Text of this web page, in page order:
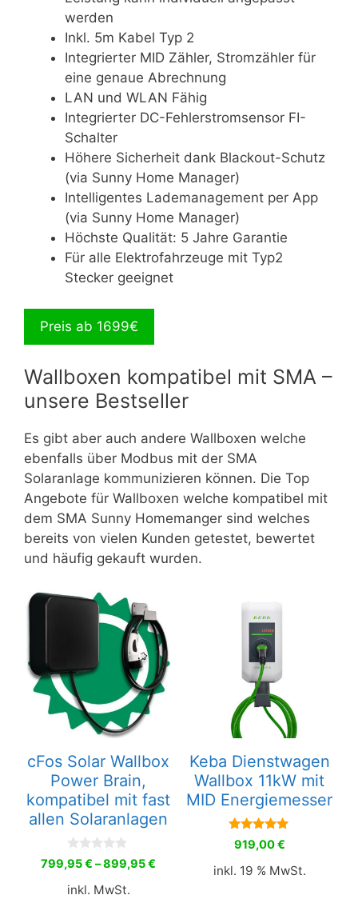
werden
Inkl. 5m Kabel Typ 2
Integrierter MID Zähler, Stromzähler für
eine genaue Abrechnung
LAN und WLAN Fähig
Integrierter DC-Fehlerstromsensor FI-
Schalter
Höhere Sicherheit dank Blackout-Schutz
(via Sunny Home Manager)
Intelligentes Lademanagement per App
(via Sunny Home Manager)
Höchste Qualität: 5 Jahre Garantie
Für alle Elektrofahrzeuge mit Typ2
Stecker geeignet
Preis ab 1699€
Wallboxen kompatibel mit SMA –
unsere Bestseller
Es gibt aber auch andere Wallboxen welche
ebenfalls über Modbus mit der SMA
Solaranlage kommunizieren können. Die Top
Angebote für Wallboxen welche kompatibel mit
dem SMA Sunny Homemanger sind welches
bereits von vielen Kunden getestet, bewertet
und häufig gekauft wurden.
cFos Solar Wallbox
Power Brain,
kompatibel mit fast
allen Solaranlagen
0
v
n
799,95€ –899,95€
inkl. MwSt.
Keba Dienstwagen
Wallbox 11kW mit
MID Energiemesser
5.00
von 5
919,00€
inkl. 19 % MwSt.